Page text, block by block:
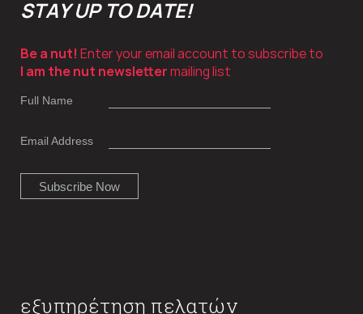
STAY UP TO DATE!
Be a nut! Enter your email account to subscribe to
I am the nut newslettermailing list
Full Name
Email Address
εξυπηρέτηση πελατών